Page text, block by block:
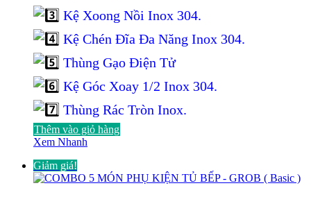
Kệ Xoong Nồi Inox 304.
Kệ Chén Đĩa Đa Năng Inox 304.
Thùng Gạo Điện Tử
Kệ Góc Xoay 1/2 Inox 304.
Thùng Rác Tròn Inox.
Thêm vào giỏ hàng
Xem Nhanh
Giảm giá!